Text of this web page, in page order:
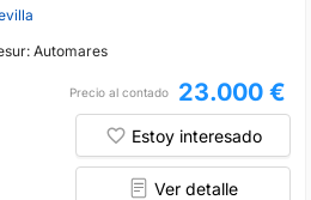
Automares
Precio al contado 23.000 €
Estoy interesado
Ver detalle